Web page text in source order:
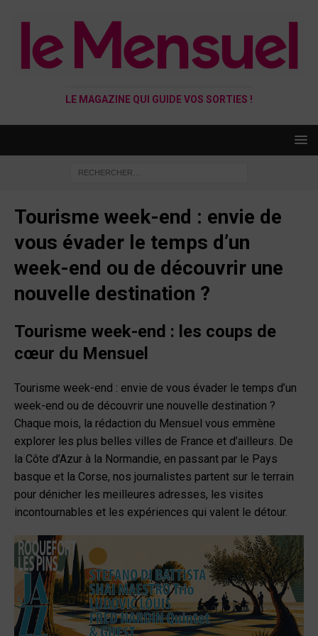
LE MAGAZINE QUI GUIDE VOS SORTIES !
Tourisme week-end : envie de
vous évader le temps d’un
week-end ou de découvrir une
nouvelle destination ?
Tourisme week-end : les coups de
cœur du Mensuel
Tourisme week-end : envie de vous évader le temps d’un
week-end ou de découvrir une nouvelle destination ?
Chaque mois, la rédaction du Mensuel vous emmène
explorer les plus belles villes de France et d’ailleurs. De
la Côte d’Azur à la Normandie, en passant par le Pays
basque et la Corse, nos journalistes partent sur le terrain
pour dénicher les meilleures adresses, les visites
incontournables et les expériences qui valent le détour.